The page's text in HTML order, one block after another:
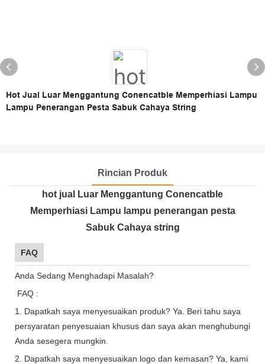
Hot Jual Luar Menggantung Conencatble Memperhiasi Lampu
Lampu Penerangan Pesta Sabuk Cahaya String
Rincian Produk
hot jual Luar Menggantung Conencatble
Memperhiasi Lampu lampu penerangan pesta
Sabuk Cahaya string
FAQ
Anda Sedang Menghadapi Masalah?
FAQ :
1. Dapatkah saya menyesuaikan produk? Ya. Beri tahu saya
persyaratan penyesuaian khusus dan saya akan menghubungi
Anda sesegera mungkin.
2. Dapatkah saya menyesuaikan logo dan kemasan? Ya, kami